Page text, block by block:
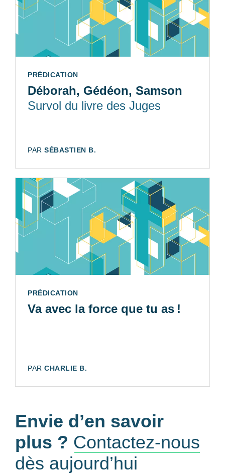
TYPE:
PRÉDICATION
Déborah, Gédéon, Samson
Survol du livre des Juges
AUTEUR:
PAR SÉBASTIEN B.
TYPE:
PRÉDICATION
Va avec la force que tu as !
AUTEUR:
PAR CHARLIE B.
Envie d’en savoir
plus ? Contactez-nous
dès aujourd’hui